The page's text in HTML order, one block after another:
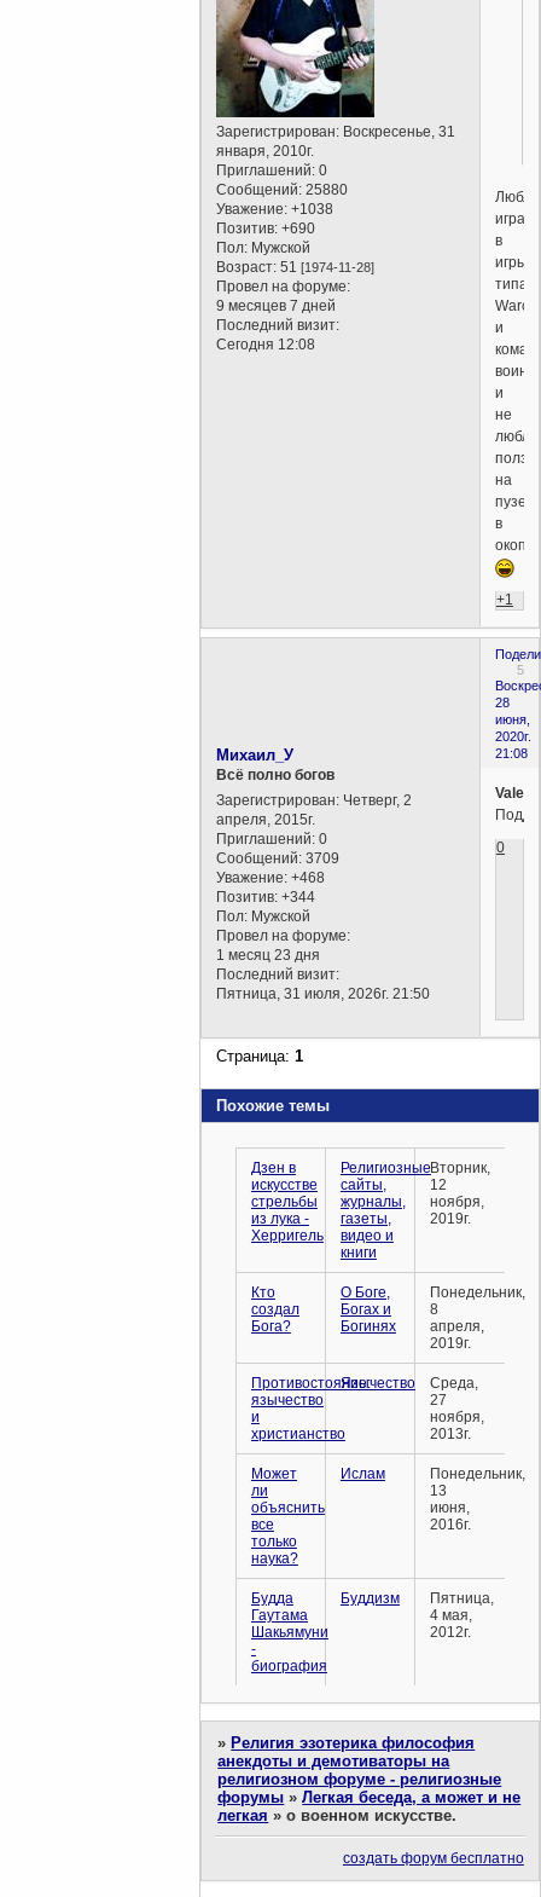
Зарегистрирован: Воскресенье, 31
января, 2010г.
Приглашений: 0
Сообщений: 25880
Уважение: +1038
Позитив: +690
Пол: Мужской
Возраст: 51[1974-11-28]
Провел на форуме:
9 месяцев 7 дней
Последний визит:
Сегодня 12:08
Люблю
играть
в
игры
типа
и
и
не
люблю
на
пузе
в
+1
5
28
июня,
2020г.
21:08
Михаил_У
Всё полно богов
Зарегистрирован: Четверг, 2
апреля, 2015г.
Приглашений: 0
Сообщений: 3709
Уважение: +468
Позитив: +344
Пол: Мужской
Провел на форуме:
1 месяц 23 дня
Последний визит:
Пятница, 31 июля, 2026г. 21:50
0
Страница:1
Похожие темы
Дзен в
искусстве
стрельбы
из лука -
Херригель
Религиозные
сайты,
журналы,
газеты,
видео и
книги
Вторник,
12
ноября,
2019г.
Кто
создал
Бога?
О Боге,
Богах и
Богинях
Понедельник,
8
апреля,
2019г.
Противостояние:
язычество
и
христианство
Язычество
Среда,
27
ноября,
2013г.
Может
ли
объяснить
все
только
наука?
Ислам
Понедельник,
13
июня,
2016г.
Будда
Гаутама
Шакьямуни
-
биография
Буддизм
Пятница,
4 мая,
2012г.
» Религия эзотерика философия
анекдоты и демотиваторы на
религиозном форуме - религиозные
форумы »Легкая беседа, а может и не
легкая »о военном искусстве.
создать форум бесплатно